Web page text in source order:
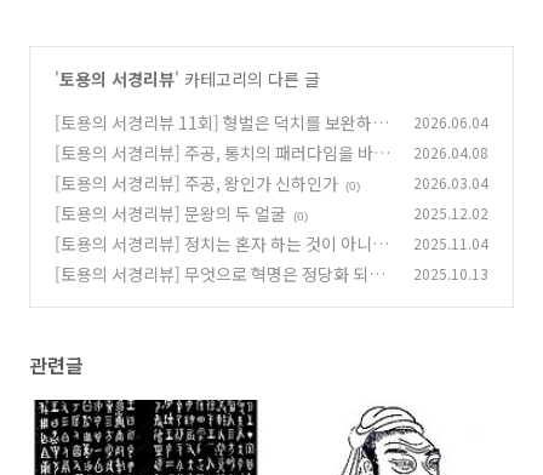
'토용의 서경리뷰' 카테고리의 다른 글
[토용의 서경리뷰 11회] 형벌은 덕치를 보완하는
도구다
(0)
2026.06.04
[토용의 서경리뷰] 주공, 통치의 패러다임을 바꾸
다 (0)
2026.04.08
[토용의 서경리뷰] 주공, 왕인가 신하인가 (0) 2026.03.04
[토용의 서경리뷰] 문왕의 두 얼굴 (0) 2025.12.02
[토용의 서경리뷰] 정치는 혼자 하는 것이 아니다
(0)
2025.11.04
[토용의 서경리뷰] 무엇으로 혁명은 정당화 되는
2025.10.13
관련글